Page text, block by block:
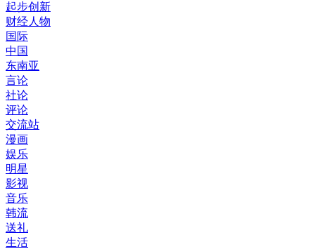
起步创新
财经人物
国际
中国
东南亚
言论
社论
评论
交流站
漫画
娱乐
明星
影视
音乐
韩流
送礼
生活